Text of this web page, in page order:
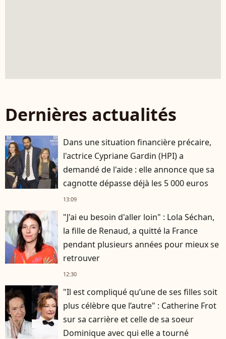
Dernières actualités
Dans une situation financière précaire,
l'actrice Cypriane Gardin (HPI) a
demandé de l'aide : elle annonce que sa
cagnotte dépasse déjà les 5 000 euros
13:09
"J'ai eu besoin d'aller loin" : Lola Séchan,
la fille de Renaud, a quitté la France
pendant plusieurs années pour mieux se
retrouver
12:30
"Il est compliqué qu’une de ses filles soit
plus célèbre que l’autre" : Catherine Frot
sur sa carrière et celle de sa soeur
Dominique avec qui elle a tourné